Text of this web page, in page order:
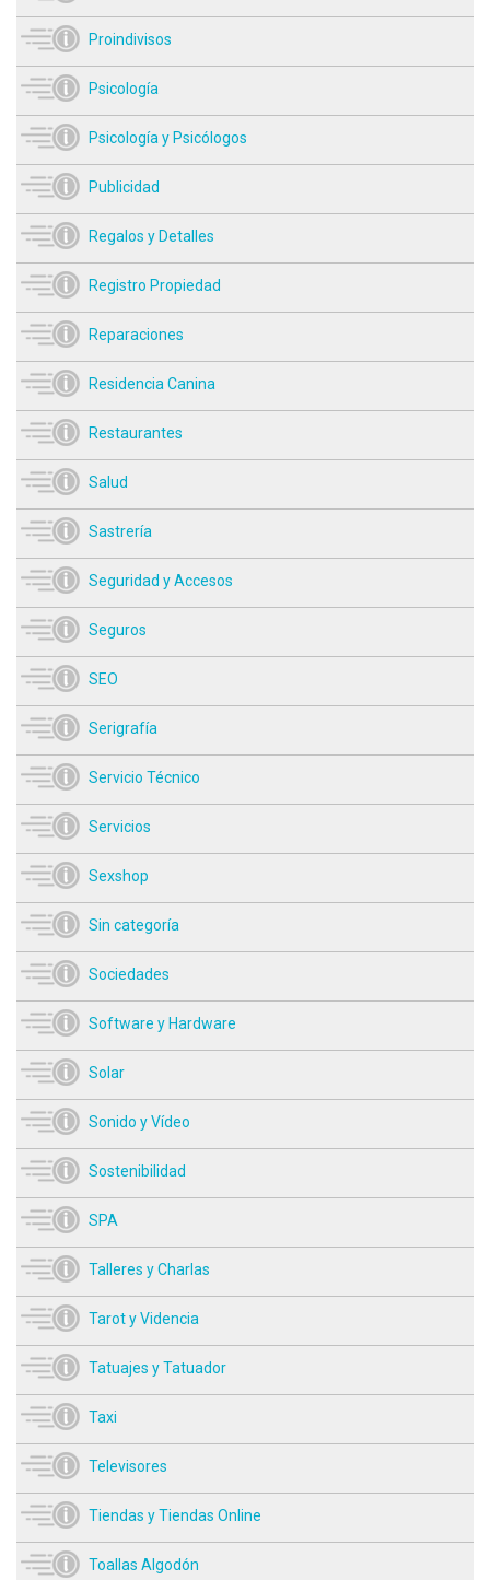
Proindivisos
Psicología
Psicología y Psicólogos
Publicidad
Regalos y Detalles
Registro Propiedad
Reparaciones
Residencia Canina
Restaurantes
Salud
Sastrería
Seguridad y Accesos
Seguros
SEO
Serigrafía
Servicio Técnico
Servicios
Sexshop
Sin categoría
Sociedades
Software y Hardware
Solar
Sonido y Vídeo
Sostenibilidad
SPA
Talleres y Charlas
Tarot y Videncia
Tatuajes y Tatuador
Taxi
Televisores
Tiendas y Tiendas Online
Toallas Algodón